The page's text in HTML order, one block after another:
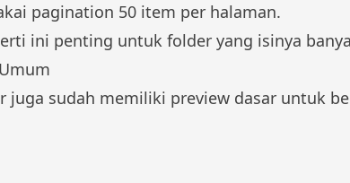
pagination 50 item per halaman.
ini penting untuk folder yang isinya
juga sudah memiliki preview dasar untuk